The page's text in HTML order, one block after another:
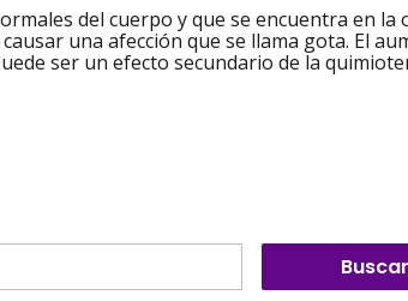
del cuerpo y que se encuentra en la
una afección que se llama gota. El
ser un efecto secundario de la